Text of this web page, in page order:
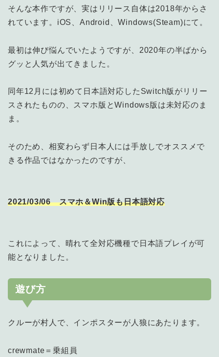
そんな本作ですが、実はリリース自体は2018年からさ
れています。iOS、Android、Windows(Steam)にて。
最初は伸び悩んでいたようですが、2020年の半ばから
グッと人気が出てきました。
同年12月には初めて日本語対応したSwitch版がリリー
スされたものの、スマホ版とWindows版は未対応のま
ま。
そのため、相変わらず日本人には手放しでオススメで
きる作品ではなかったのですが、
2021/03/06 スマホ＆Win版も日本語対応
これによって、晴れて全対応機種で日本語プレイが可
能となりました。
遊び方
クルーが村人で、インポスターが人狼にあたります。
crewmate＝乗組員